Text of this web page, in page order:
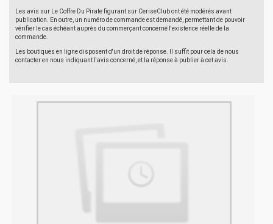
Les avis sur Le Coffre Du Pirate figurant sur CeriseClub ont été modérés avant
publication. En outre, un numéro de commande est demandé, permettant de pouvoir
vérifier le cas échéant auprès du commerçant concerné l'existence réelle de la
commande.
Les boutiques en ligne disposent d'un droit de réponse. Il suffit pour cela de nous
contacter en nous indiquant l'avis concerné, et la réponse à publier à cet avis.